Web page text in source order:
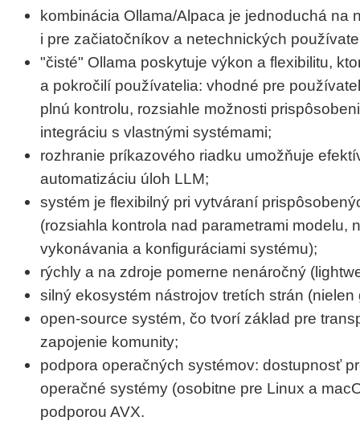
kombinácia Ollama/Alpaca je jednoduchá na
i pre začiatočníkov a netechnických
"čisté" Ollama poskytuje výkon a flexibilitu,
a pokročilí používatelia: vhodné pre
plnú kontrolu, rozsiahle možnosti
integráciu s vlastnými systémami;
rozhranie príkazového riadku umožňuje
automatizáciu úloh LLM;
systém je flexibilný pri vytváraní
(rozsiahla kontrola nad parametrami modelu,
vykonávania a konfiguráciami systému);
rýchly a na zdroje pomerne nenáročný
silný ekosystém nástrojov tretích strán (nielen
open-source systém, čo tvorí základ pre
zapojenie komunity;
podpora operačných systémov: dostupnosť
operačné systémy (osobitne pre Linux a
podporou AVX.